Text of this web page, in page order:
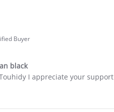
Buyer
black
I appreciate your support